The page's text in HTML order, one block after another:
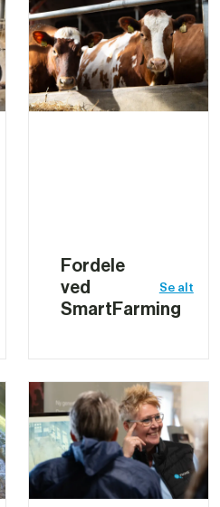
Fordele
ved
SmartFarming
Se alt